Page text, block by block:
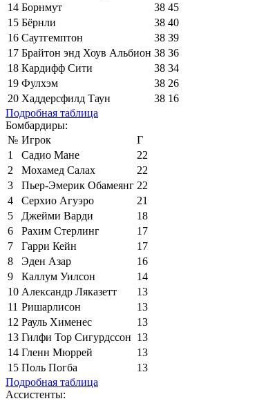
14 Борнмут 38 45
15 Бёрнли 38 40
16 Саутгемптон 38 39
17 Брайтон энд Хоув Альбион 38 36
18 Кардифф Сити 38 34
19 Фулхэм 38 26
20 Хаддерсфилд Таун 38 16
Подробная таблица
Бомбардиры:
№ Игрок
Г
1
Садио Мане
22
2
Мохамед Салах
22
3
Пьер-Эмерик Обамеянг 22
4
Серхио Агуэро
21
5
Джейми Варди
18
6
Рахим Стерлинг
17
7
Гарри Кейн
17
8
Эден Азар
16
9
Каллум Уилсон
14
10 Александр Ляказетт
13
11 Ришарлисон
13
12 Рауль Хименес
13
13 Гилфи Тор Сигурдссон 13
14 Гленн Мюррей
13
15 Поль Погба
13
Подробная таблица
Ассистенты: